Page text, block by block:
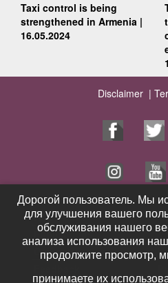
Taxi control is being
strengthened in Armenia |
16.05.2024
Disclaimer |
Home Page
Publications
Contacts
Дорогой пользователь. Мы
для улучшения вашего
обслуживания нашего
анализа использования
продолжите просмотр,
принимаете их
Дорогой пользователь. Мы
для улучшения вашего
обслуживания нашего
анализа использования
продолжите просмотр,
принимаете их